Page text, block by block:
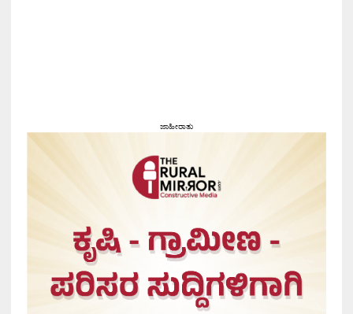
ಜಾಹೀರಾತು